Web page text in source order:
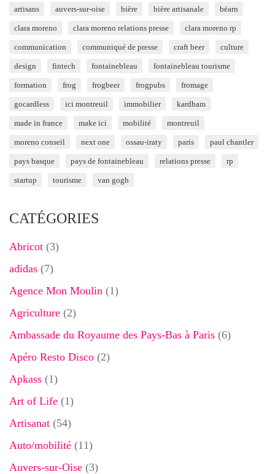
artisans auvers-sur-oise bière bière artisanale béarn
clara moreno clara moreno relations presse clara moreno rp
communication communiqué de presse craft beer culture
design fintech fontainebleau fontainebleau tourisme
formation frog frogbeer frogpubs fromage
gocardless ici montreuil immobilier kardham
made in france make ici mobilité montreuil
moreno conseil next one ossau-iraty paris paul chantler
pays basque pays de fontainebleau relations presse rp
startup tourisme van gogh
CATÉGORIES
Abricot (3)
adidas (7)
Agence Mon Moulin (1)
Agriculture (2)
Ambassade du Royaume des Pays-Bas à Paris (6)
Apéro Resto Disco (2)
Apkass (1)
Art of Life (1)
Artisanat (54)
Auto/mobilité (11)
Auvers-sur-Oise (3)